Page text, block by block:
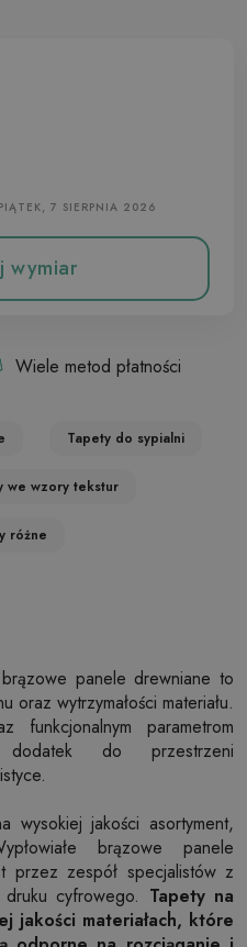
7 SIERPNIA 2026
wymiar
Wiele metod płatności
Tapety do sypialni
we wzory tekstur
różne
panele drewniane to
oraz wytrzymałości materiału.
funkcjonalnym parametrom
do przestrzeni
wysokiej jakości asortyment,
brązowe panele
przez zespół specjalistów z
cyfrowego. Tapety na
jakości materiałach, które